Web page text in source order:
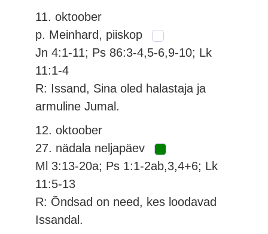
11. oktoober
p. Meinhard, piiskop
Jn 4:1-11; Ps 86:3-4,5-6,9-10; Lk
11:1-4
R: Issand, Sina oled halastaja ja
armuline Jumal.
12. oktoober
27. nädala neljapäev
Ml 3:13-20a; Ps 1:1-2ab,3,4+6; Lk
11:5-13
R: Õndsad on need, kes loodavad
Issandal.